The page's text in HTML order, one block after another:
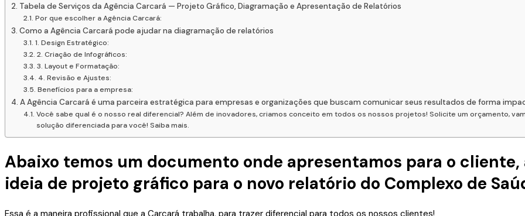
Tabela de Serviços da Agência Carcará — Projeto Gráfico, Diagramação e Apresentação de Relatórios
Por que escolher a Agência Carcará:
Como a Agência Carcará pode ajudar na diagramação de relatórios
1. Design Estratégico:
2. Criação de Infográficos:
3. Layout e Formatação:
4. Revisão e Ajustes:
Benefícios para a empresa:
A Agência Carcará é uma parceira estratégica para empresas e organizações que buscam comunicar seus resultados de forma
Você sabe qual é o nosso real diferencial? Além de inovadores, criamos conceito em todos os nossos projetos! Solicite um orçamento,
solução diferenciada para você! Saiba mais.
Abaixo temos um documento onde apresentamos para o
ideia de projeto gráfico para o novo relatório do Complexo de